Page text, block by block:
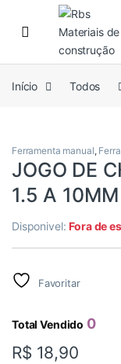
Skip to navigation
Skip to content
Início Todos
Ferramenta manual,
JOGO DE
1.5 A
Disponivel:Fora de
Favoritar
Total Vendido 0
R$ 18,90